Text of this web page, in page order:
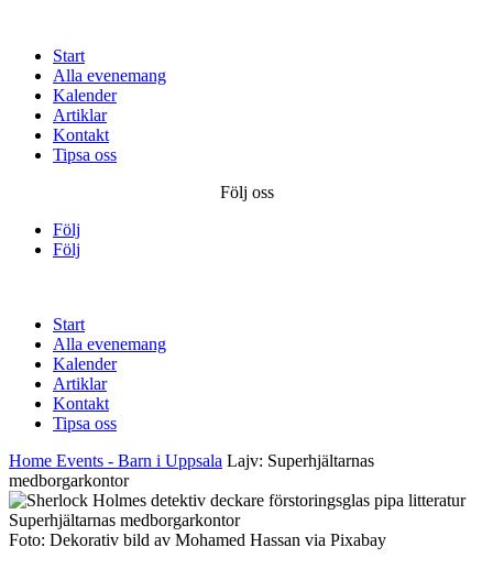
Start
Alla evenemang
Kalender
Artiklar
Kontakt
Tipsa oss
Följ oss
Följ
Följ
Start
Alla evenemang
Kalender
Artiklar
Kontakt
Tipsa oss
Home Events - Barn i Uppsala Lajv: Superhjältarnas
medborgarkontor
Foto: Dekorativ bild av Mohamed Hassan via Pixabay